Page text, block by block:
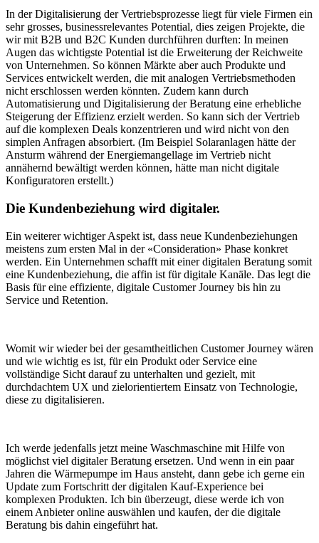
In der Digitalisierung der Vertriebsprozesse liegt für viele Firmen ein
sehr grosses, businessrelevantes Potential, dies zeigen Projekte, die
wir mit B2B und B2C Kunden durchführen durften: In meinen
Augen das wichtigste Potential ist die Erweiterung der Reichweite
von Unternehmen. So können Märkte aber auch Produkte und
Services entwickelt werden, die mit analogen Vertriebsmethoden
nicht erschlossen werden könnten. Zudem kann durch
Automatisierung und Digitalisierung der Beratung eine erhebliche
Steigerung der Effizienz erzielt werden. So kann sich der Vertrieb
auf die komplexen Deals konzentrieren und wird nicht von den
simplen Anfragen absorbiert. (Im Beispiel Solaranlagen hätte der
Ansturm während der Energiemangellage im Vertrieb nicht
annähernd bewältigt werden können, hätte man nicht digitale
Konfiguratoren erstellt.)
Die Kundenbeziehung wird digitaler.
Ein weiterer wichtiger Aspekt ist, dass neue Kundenbeziehungen
meistens zum ersten Mal in der «Consideration» Phase konkret
werden. Ein Unternehmen schafft mit einer digitalen Beratung somit
eine Kundenbeziehung, die affin ist für digitale Kanäle. Das legt die
Basis für eine effiziente, digitale Customer Journey bis hin zu
Service und Retention.
Womit wir wieder bei der gesamtheitlichen Customer Journey wären
und wie wichtig es ist, für ein Produkt oder Service eine
vollständige Sicht darauf zu unterhalten und gezielt, mit
durchdachtem UX und zielorientiertem Einsatz von Technologie,
diese zu digitalisieren.
Ich werde jedenfalls jetzt meine Waschmaschine mit Hilfe von
möglichst viel digitaler Beratung ersetzen. Und wenn in ein paar
Jahren die Wärmepumpe im Haus ansteht, dann gebe ich gerne ein
Update zum Fortschritt der digitalen Kauf-Experience bei
komplexen Produkten. Ich bin überzeugt, diese werde ich von
einem Anbieter online auswählen und kaufen, der die digitale
Beratung bis dahin eingeführt hat.